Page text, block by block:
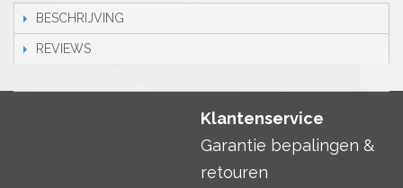
BESCHRIJVING
REVIEWS
Klantenservice
Garantie bepalingen &
retouren